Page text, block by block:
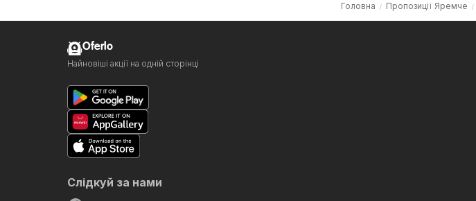
Головна Пропозиції Яремче
Oferlo
Найновіші акції на одній сторінці
Слідкуй за нами